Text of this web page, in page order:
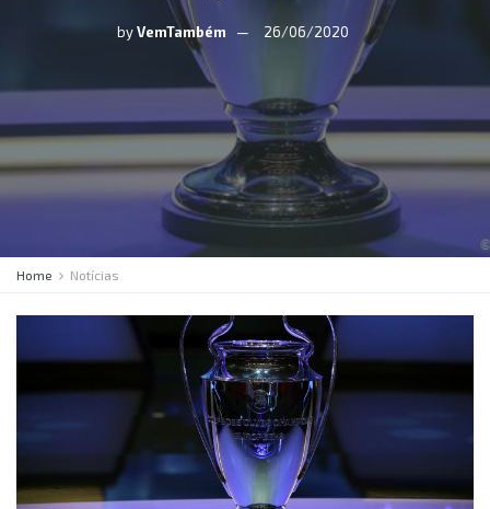
byVemTambém 26/06/2020
Home Notícias